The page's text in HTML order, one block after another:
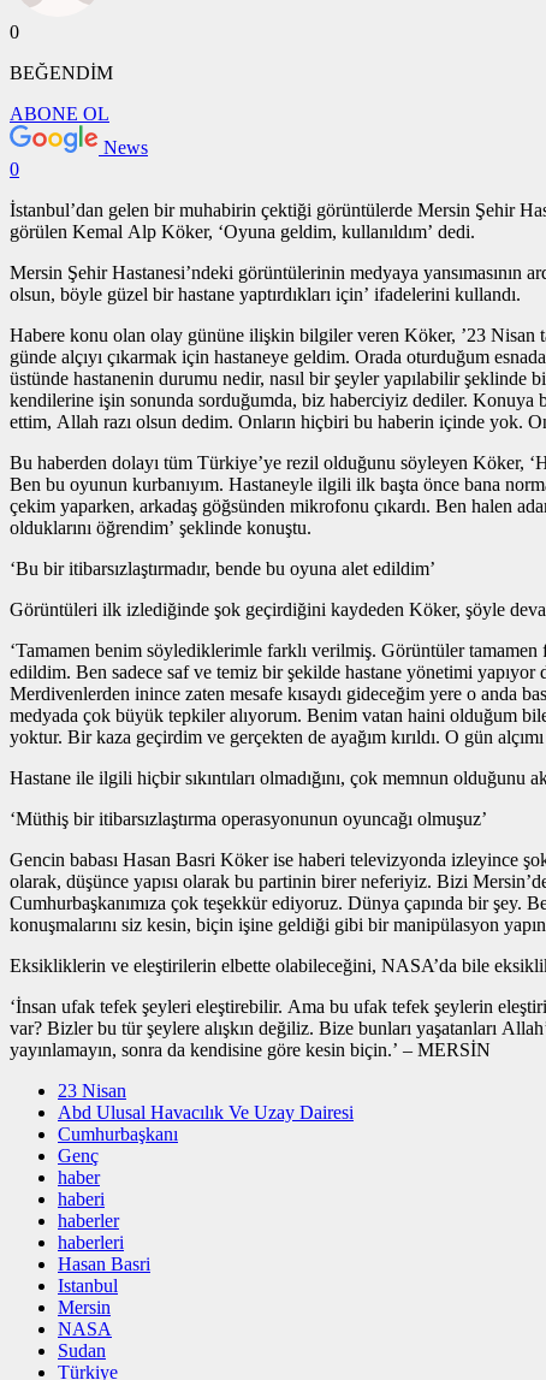
0
BEĞENDİM
ABONE OL
News
0
İstanbul’dan gelen bir muhabirin çektiği görüntülerde Mersin Şehir
görülen Kemal Alp Köker, ‘Oyuna geldim, kullanıldım’ dedi.
Mersin Şehir Hastanesi’ndeki görüntülerinin medyaya
olsun, böyle güzel bir hastane yaptırdıkları için’ ifadelerini kullandı.
Habere konu olan olay gününe ilişkin bilgiler veren Köker, ’23 Nisan
günde alçıyı çıkarmak için hastaneye geldim. Orada oturduğum
üstünde hastanenin durumu nedir, nasıl bir şeyler yapılabilir şeklinde
kendilerine işin sonunda sorduğumda, biz haberciyiz dediler. Konuya
ettim, Allah razı olsun dedim. Onların hiçbiri bu haberin içinde yok.
Bu haberden dolayı tüm Türkiye’ye rezil olduğunu söyleyen Köker,
Ben bu oyunun kurbanıyım. Hastaneyle ilgili ilk başta önce bana
çekim yaparken, arkadaş göğsünden mikrofonu çıkardı. Ben halen
olduklarını öğrendim’ şeklinde konuştu.
‘Bu bir itibarsızlaştırmadır, bende bu oyuna alet edildim’
Görüntüleri ilk izlediğinde şok geçirdiğini kaydeden Köker, şöyle
‘Tamamen benim söylediklerimle farklı verilmiş. Görüntüler
edildim. Ben sadece saf ve temiz bir şekilde hastane yönetimi
Merdivenlerden inince zaten mesafe kısaydı gideceğim yere o anda
medyada çok büyük tepkiler alıyorum. Benim vatan haini olduğum
yoktur. Bir kaza geçirdim ve gerçekten de ayağım kırıldı. O gün
Hastane ile ilgili hiçbir sıkıntıları olmadığını, çok memnun
‘Müthiş bir itibarsızlaştırma operasyonunun oyuncağı olmuşuz’
Gencin babası Hasan Basri Köker ise haberi televizyonda izleyince
olarak, düşünce yapısı olarak bu partinin birer neferiyiz. Bizi
Cumhurbaşkanımıza çok teşekkür ediyoruz. Dünya çapında bir
konuşmalarını siz kesin, biçin işine geldiği gibi bir manipülasyon
Eksikliklerin ve eleştirilerin elbette olabileceğini, NASA’da bile
‘İnsan ufak tefek şeyleri eleştirebilir. Ama bu ufak tefek şeylerin
var? Bizler bu tür şeylere alışkın değiliz. Bize bunları yaşatanları
yayınlamayın, sonra da kendisine göre kesin biçin.’ – MERSİN
23 Nisan
Abd Ulusal Havacılık Ve Uzay Dairesi
Cumhurbaşkanı
Genç
haber
haberi
haberler
haberleri
Hasan Basri
Istanbul
Mersin
NASA
Sudan
Türkiye